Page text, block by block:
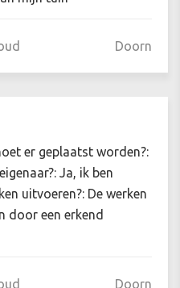
Doorn
er geplaatst worden?:
Ja, ik ben
uitvoeren?: De werken
door een erkend
Doorn